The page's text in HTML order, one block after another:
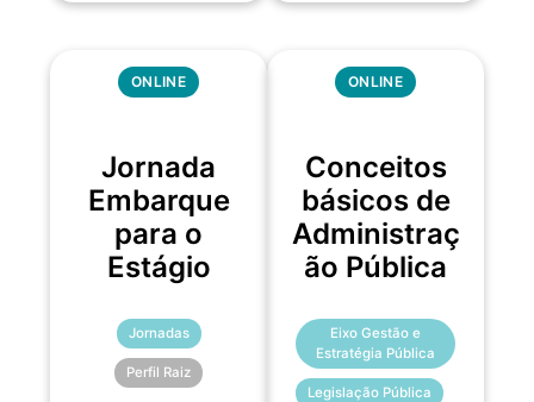
ONLINE
Jornada
Embarque
para o
Estágio
Jornadas
Perfil Raiz
ONLINE
Conceitos
básicos de
Administraç
ão Pública
Eixo Gestão e
Estratégia Pública
Legislação Pública